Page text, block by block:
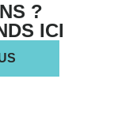
?
ICI